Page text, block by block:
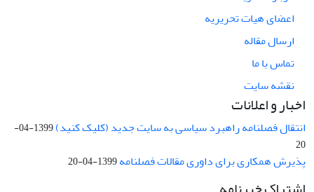
اعضای هیات تحریریه
ارسال مقاله
تماس با ما
نقشه سایت
اخبار و اعلانات
انتقال فصلنامه راهبرد سیاسی به سایت جدید (کلیک کنید)
1399-04-
20
پذیرش همکاری برای داوری مقالات فصلنامه1399-04-20